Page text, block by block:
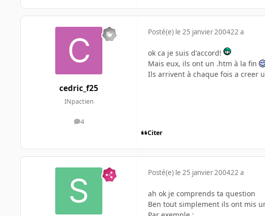
cedric_f25
INpactien
4
messages
Posté(e) le 25 janvier 200422 a
ok ca je suis d'accord!
Mais eux, ils ont un .htm à la fin
Ils arrivent à chaque fois a creer
Citer
Posté(e) le 25 janvier 200422 a
ah ok je comprends ta question
Ben tout simplement ils ont mis